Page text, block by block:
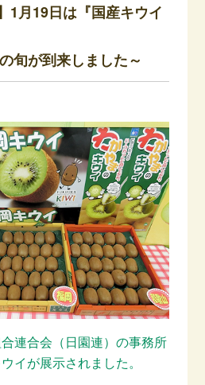
1月19日は『国産キウイ
旬が到来しました～
連合会（日園連）の事務所
イが展示されました。